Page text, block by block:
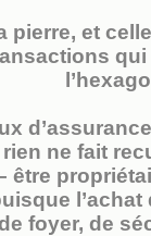
pierre, et
ne fait
être
foyer, de